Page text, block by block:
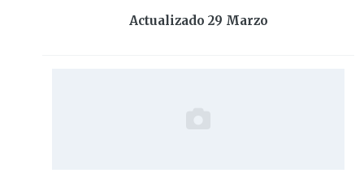
Actualizado 29 Marzo